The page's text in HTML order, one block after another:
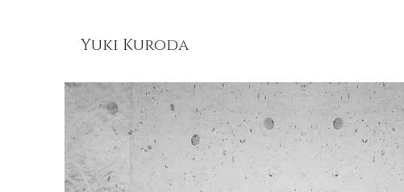
Yuki Kuroda